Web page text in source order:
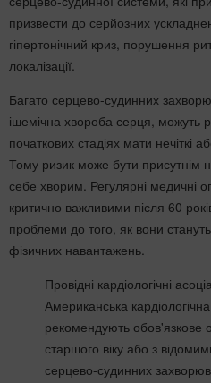
призвести до серйозних
гіпертонічний криз, порушення
локалізації.
Багато серцево-судинних
ішемічна хвороба серця, можуть
початкових стадіях мати нечіткі
Тому ризик може бути присутнім
себе хворим. Регулярні медичні
критично важливими після 60
проблеми до того, як вони
фізичних навантажень.
Провідні кардіологічні
Американська
рекомендують обов'язкове
старшого віку або з
серцево-судинних